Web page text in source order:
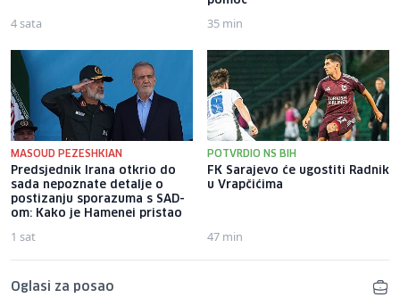
4 sata 35 min
MASOUD PEZESHKIAN
Predsjednik Irana otkrio do
sada nepoznate detalje o
postizanju sporazuma s SAD-
om: Kako je Hamenei pristao
1 sat
POTVRDIO NS BIH
FK Sarajevo će ugostiti Radnik
u Vrapčićima
47 min
Oglasi za posao